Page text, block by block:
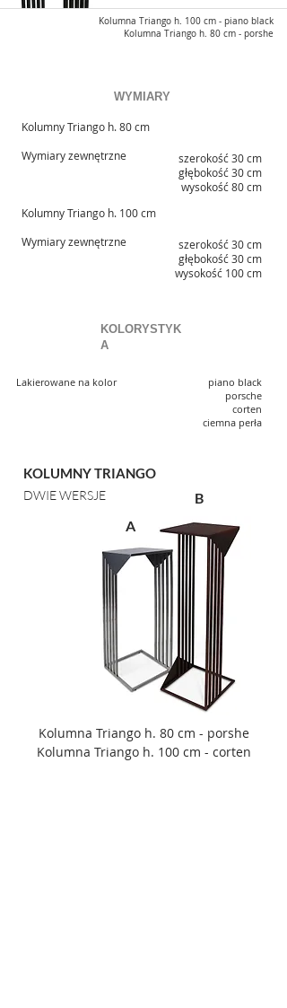
Kolumna Triango h. 100 cm - piano black
Kolumna Triango h. 80 cm - porshe
WYMIARY
Kolumny Triango h. 80 cm
Wymiary zewnętrzne
Kolumny Triango h. 100 cm
Wymiary zewnętrzne
szerokość 30 cm
głębokość 30 cm
wysokość 80 cm
szerokość 30 cm
głębokość 30 cm
wysokość 100 cm
KOLORYSTYK
A
Lakierowane na kolor piano black
porsche
corten
ciemna perła
KOLUMNY TRIANGO
DWIE WERSJE
B
A
Kolumna Triango h. 80 cm - porshe
Kolumna Triango h. 100 cm - corten